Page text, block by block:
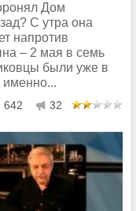
Дом
С утра она
напротив
– 2 мая в семь
были уже в
именно...
642 32